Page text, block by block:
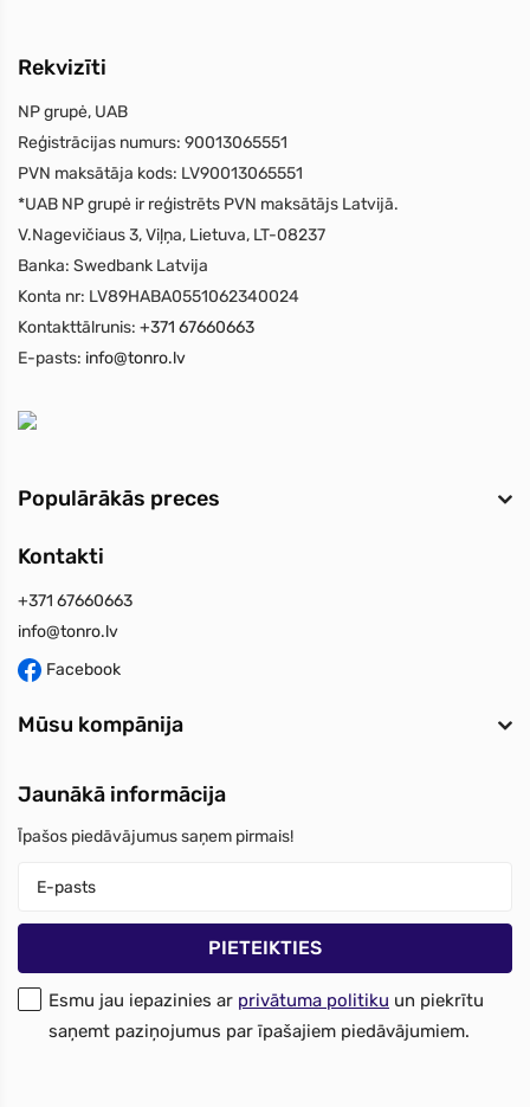
Rekvizīti
NP grupė, UAB
Reģistrācijas numurs: 90013065551
PVN maksātāja kods: LV90013065551
*UAB NP grupė ir reģistrēts PVN maksātājs Latvijā.
V.Nagevičiaus 3, Viļņa, Lietuva, LT-08237
Banka: Swedbank Latvija
Konta nr: LV89HABA0551062340024
Kontakttālrunis: +371 67660663
E-pasts: info@tonro.lv
Populārākās preces
Kontakti
+371 67660663
info@tonro.lv
Facebook
Mūsu kompānija
Jaunākā informācija
Īpašos piedāvājumus saņem pirmais!
Esmu jau iepazinies ar privātuma politiku un piekrītu
saņemt paziņojumus par īpašajiem piedāvājumiem.